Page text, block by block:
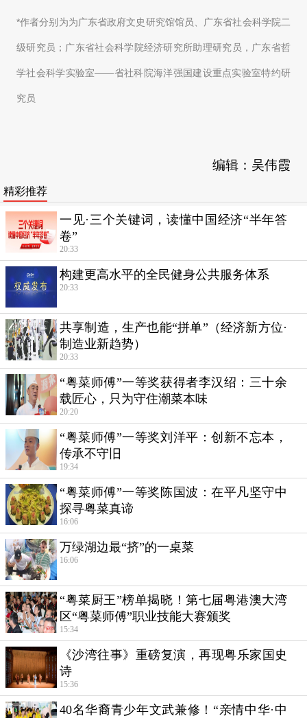
*作者分别为为广东省政府文史研究馆馆员、广东省社会科学院二
级研究员；广东省社会科学院经济研究所助理研究员，广东省哲
学社会科学实验室——省社科院海洋强国建设重点实验室特约研
究员
编辑：吴伟霞
精彩推荐